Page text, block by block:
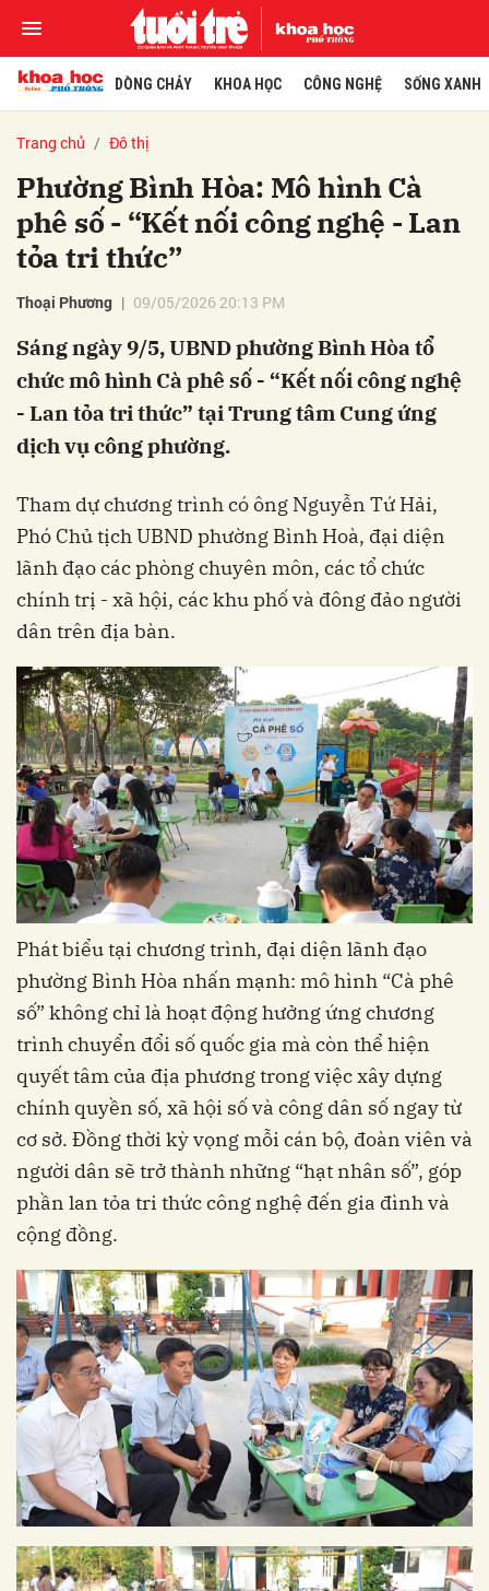
DÒNG CHẢY KHOA HỌC CÔNG NGHỆ SỐNG XANH
Trang chủ Đô thị
Phường Bình Hòa: Mô hình Cà
phê số - “Kết nối công nghệ - Lan
tỏa tri thức”
Thoại Phương 09/05/2026 20:13 PM
Sáng ngày 9/5, UBND phường Bình Hòa tổ
chức mô hình Cà phê số - “Kết nối công nghệ
- Lan tỏa tri thức” tại Trung tâm Cung ứng
dịch vụ công phường.
Tham dự chương trình có ông Nguyễn Tứ Hải,
Phó Chủ tịch UBND phường Bình Hoà, đại diện
lãnh đạo các phòng chuyên môn, các tổ chức
chính trị - xã hội, các khu phố và đông đảo người
dân trên địa bàn.
Phát biểu tại chương trình, đại diện lãnh đạo
phường Bình Hòa nhấn mạnh: mô hình “Cà phê
số” không chỉ là hoạt động hưởng ứng chương
trình chuyển đổi số quốc gia mà còn thể hiện
quyết tâm của địa phương trong việc xây dựng
chính quyền số, xã hội số và công dân số ngay từ
cơ sở. Đồng thời kỳ vọng mỗi cán bộ, đoàn viên và
người dân sẽ trở thành những “hạt nhân số”, góp
phần lan tỏa tri thức công nghệ đến gia đình và
cộng đồng.